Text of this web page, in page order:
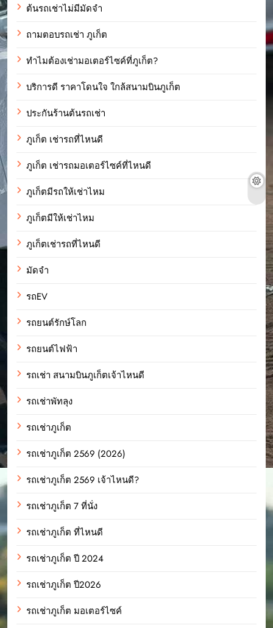
ต้นรถเช่าไม่มีมัดจำ
ถามตอบรถเช่า ภูเก็ต
ทำไมต้องเช่ามอเตอร์ไซค์ที่ภูเก็ต?
บริการดี ราคาโดนใจ ใกล้สนามบินภูเก็ต
ประกันร้านต้นรถเช่า
ภูเก็ต เช่ารถที่ไหนดี
ภูเก็ต เช่ารถมอเตอร์ไซค์ที่ไหนดี
ภูเก็ตมีรถให้เช่าไหม
ภูเก็ตมีให้เช่าไหม
ภูเก็ตเช่ารถที่ไหนดี
มัดจำ
รถEV
รถยนต์รักษ์โลก
รถยนต์ไฟฟ้า
รถเช่า สนามบินภูเก็ตเจ้าไหนดี
รถเช่าพัทลุง
รถเช่าภูเก็ต
รถเช่าภูเก็ต 2569 (2026)
รถเช่าภูเก็ต 2569 เจ้าไหนดี?
รถเช่าภูเก็ต 7 ที่นั่ง
รถเช่าภูเก็ต ที่ไหนดี
รถเช่าภูเก็ต ปี 2024
รถเช่าภูเก็ต ปี2026
รถเช่าภูเก็ต มอเตอร์ไซค์